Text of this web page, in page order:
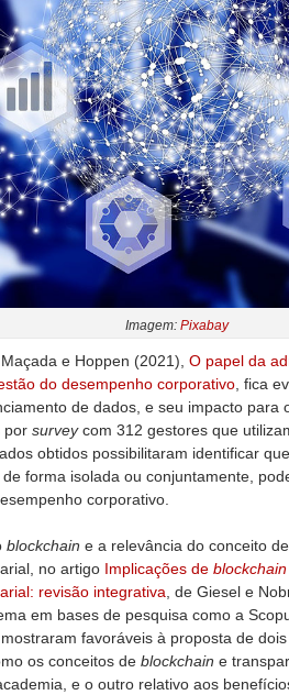
Imagem: Pixabay
e Hoppen (2021), O papel da
do desempenho corporativo , fica
de dados, e seu impacto para
por surveycom 312 gestores que
obtidos possibilitaram identificar
forma isolada ou conjuntamente,
corporativo.
blockchain e a relevância do conceito
no artigo Implicações de blockchain
revisão integrativa , de Giesel e
em bases de pesquisa como a
favoráveis à proposta de
os conceitos de blockchain e
e o outro relativo aos